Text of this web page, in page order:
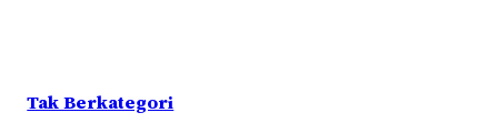
Tak Berkategori